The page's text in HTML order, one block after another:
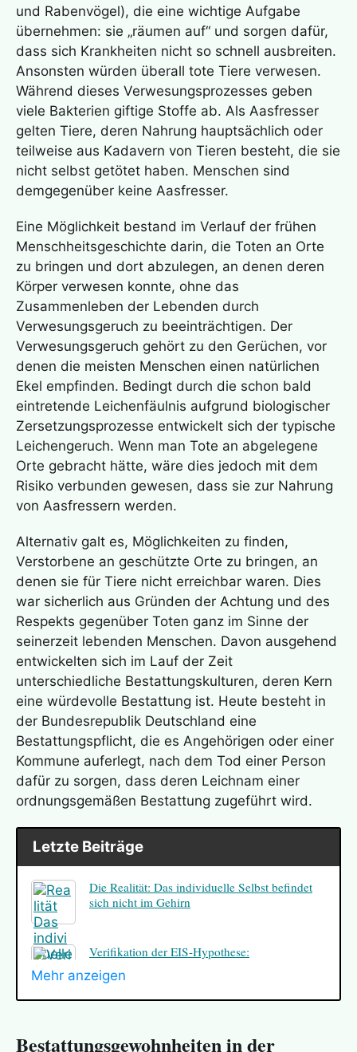
und Rabenvögel), die eine wichtige Aufgabe
übernehmen: sie „räumen auf“ und sorgen dafür,
dass sich Krankheiten nicht so schnell ausbreiten.
Ansonsten würden überall tote Tiere verwesen.
Während dieses Verwesungsprozesses geben
viele Bakterien giftige Stoffe ab. Als Aasfresser
gelten Tiere, deren Nahrung hauptsächlich oder
teilweise aus Kadavern von Tieren besteht, die sie
nicht selbst getötet haben. Menschen sind
demgegenüber keine Aasfresser.
Eine Möglichkeit bestand im Verlauf der frühen
Menschheitsgeschichte darin, die Toten an Orte
zu bringen und dort abzulegen, an denen deren
Körper verwesen konnte, ohne das
Zusammenleben der Lebenden durch
Verwesungsgeruch zu beeinträchtigen. Der
Verwesungsgeruch gehört zu den Gerüchen, vor
denen die meisten Menschen einen natürlichen
Ekel empfinden. Bedingt durch die schon bald
eintretende Leichenfäulnis aufgrund biologischer
Zersetzungsprozesse entwickelt sich der typische
Leichengeruch. Wenn man Tote an abgelegene
Orte gebracht hätte, wäre dies jedoch mit dem
Risiko verbunden gewesen, dass sie zur Nahrung
von Aasfressern werden.
Alternativ galt es, Möglichkeiten zu finden,
Verstorbene an geschützte Orte zu bringen, an
denen sie für Tiere nicht erreichbar waren. Dies
war sicherlich aus Gründen der Achtung und des
Respekts gegenüber Toten ganz im Sinne der
seinerzeit lebenden Menschen. Davon ausgehend
entwickelten sich im Lauf der Zeit
unterschiedliche Bestattungskulturen, deren Kern
eine würdevolle Bestattung ist. Heute besteht in
der Bundesrepublik Deutschland eine
Bestattungspflicht, die es Angehörigen oder einer
Kommune auferlegt, nach dem Tod einer Person
dafür zu sorgen, dass deren Leichnam einer
ordnungsgemäßen Bestattung zugeführt wird.
Letzte Beiträge
Die Realität: Das individuelle Selbst befindet
sich nicht im Gehirn
Verifikation der EIS-Hypothese:
Ungewöhnliche Erinnerungen
Mehr anzeigen
Bestattungsgewohnheiten in der